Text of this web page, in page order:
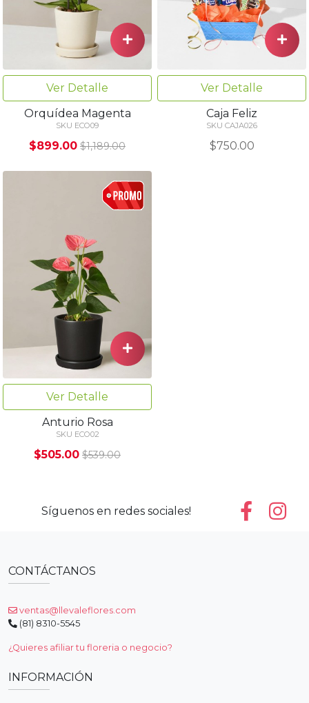
Ver Detalle
Orquídea Magenta
SKU ECO09
$899.00 $1,189.00
Ver Detalle
Caja Feliz
SKU CAJA026
$750.00
Ver Detalle
Anturio Rosa
SKU ECO02
$505.00 $539.00
Síguenos en redes sociales!
CONTÁCTANOS
ventas@llevaleflores.com
(81) 8310-5545
¿Quieres afiliar tu floreria o negocio?
INFORMACIÓN